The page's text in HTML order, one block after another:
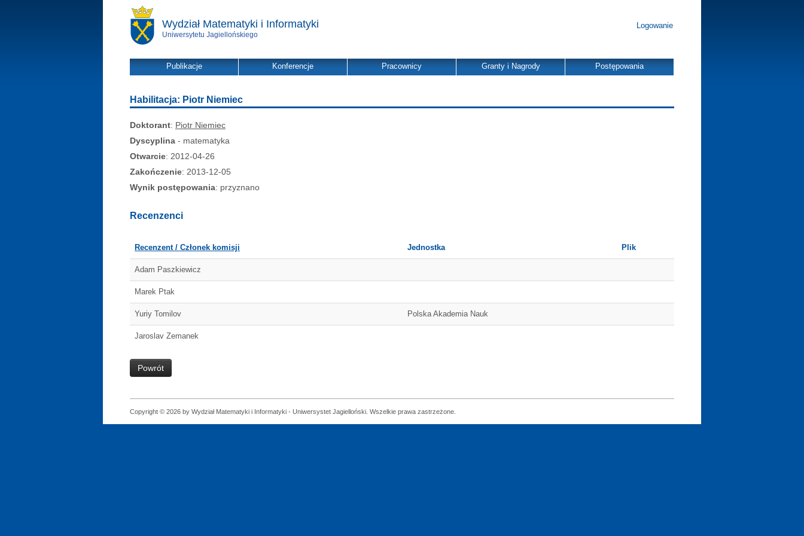
Wydział Matematyki i Informatyki
Uniwersytetu Jagiellońskiego
Logowanie
Publikacje Konferencje Pracownicy Granty i Nagrody Postępowania
Habilitacja: Piotr Niemiec
Doktorant: Piotr Niemiec
Dyscyplina - matematyka
Otwarcie: 2012-04-26
Zakończenie: 2013-12-05
Wynik postępowania: przyznano
Recenzenci
Recenzent / Członek komisji Jednostka Plik
Adam Paszkiewicz
Marek Ptak
Yuriy Tomilov Polska Akademia Nauk
Jaroslav Zemanek
Powrót
Copyright © 2026 by Wydział Matematyki i Informatyki - Uniwersystet Jagielloński. Wszelkie prawa zastrzeżone.